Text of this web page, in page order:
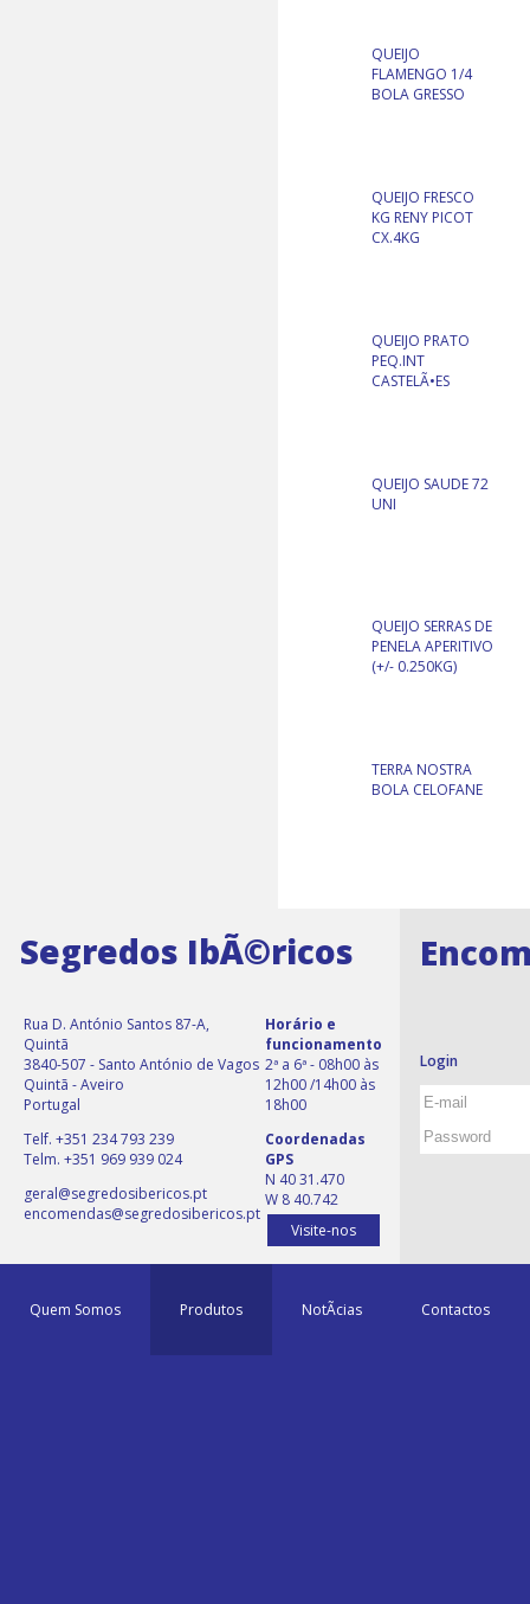
QUEIJO
FLAMENGO 1/4
BOLA GRESSO
QUEIJO FRESCO
KG RENY PICOT
CX.4KG
QUEIJO PRATO
PEQ.INT
CASTELÃ•ES
QUEIJO SAUDE 72
UNI
QUEIJO SERRAS DE
PENELA APERITIVO
(+/- 0.250KG)
TERRA NOSTRA
BOLA CELOFANE
Segredos IbÃ©ricos
Rua D. António Santos 87-A,
Quintã
3840-507 - Santo António de Vagos
Quintã - Aveiro
Portugal
Telf. +351 234 793 239
Telm. +351 969 939 024
geral@segredosibericos.pt
encomendas@segredosibericos.pt
Horário e
funcionamento
2ª a 6ª - 08h00 às
12h00 /14h00 às
18h00
Coordenadas
GPS
N 40 31.470
W 8 40.742
Visite-nos
Login
Quem Somos Produtos NotÃ­cias Contactos